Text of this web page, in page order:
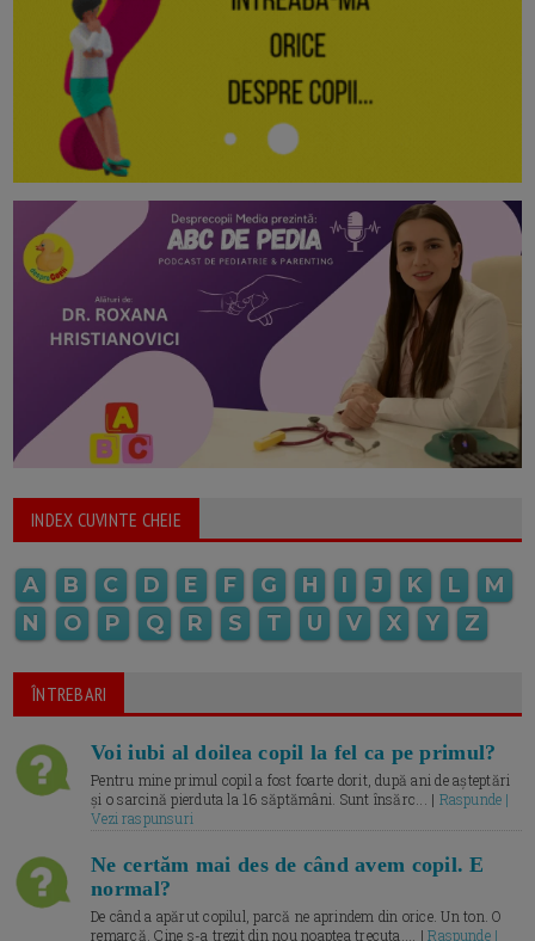
INDEX CUVINTE CHEIE
A B C D E F G H I J K L
M
N
O P Q R S T U V X Y Z
ÎNTREBARI
Voi iubi al doilea copil la fel ca pe primul?
Pentru mine primul copil a fost foarte dorit, după ani de așteptări
și o sarcină pierduta la 16 săptămâni. Sunt însărc... | Raspunde |
Vezi raspunsuri
Ne certăm mai des de când avem copil. E
normal?
De când a apărut copilul, parcă ne aprindem din orice. Un ton. O
remarcă. Cine s-a trezit din nou noaptea trecuta.... |Raspunde |